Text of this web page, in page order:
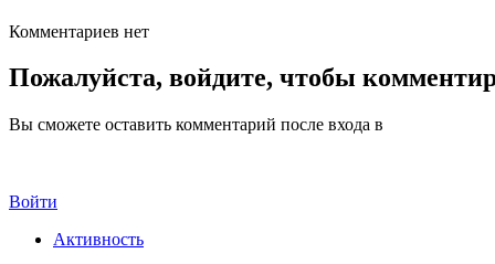
Комментариев нет
Пожалуйста, войдите, чтобы
Вы сможете оставить комментарий после входа в
Войти
Активность